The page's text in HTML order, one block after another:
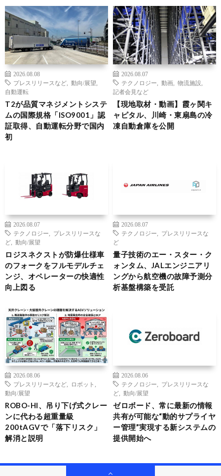
2026.08.08
プレスリリースなど
動向/展望
自動運転
T2が品質マネジメントシステ
ムの国際規格「ISO9001」認
証取得、自動運転分野で国内
初
2026.08.07
テクノロジー
動画 物流施設
記者会見など
【現地取材・動画】霞ヶ関キ
ャピタル、川崎・東扇島の冷
凍自動倉庫を公開
2026.08.07
テクノロジー
プレスリリースな
ど
動向/展望
ロジスネクストが防爆仕様車
のフォークをフルモデルチェ
ンジ、オペレーターの快適性
向上図る
2026.08.07
テクノロジー
プレスリリースな
ど
量子技術のエー・スター・ク
ォンタム、JALエンジニアリ
ングから航空機の故障予測分
析基盤構築を受託
2026.08.06
プレスリリースなど
ロボット
動向/展望
ROBO-HI、吊り下げ式クレー
ンに代わる超重量級
200tAGVで「落下リスク」
解消と説明
2026.08.06
テクノロジー
プレスリリースな
ど
動向/展望
ゼロボード、常に最新の情報
共有が可能な“動的サプライヤ
ー管理”実現する新システムの
提供開始へ